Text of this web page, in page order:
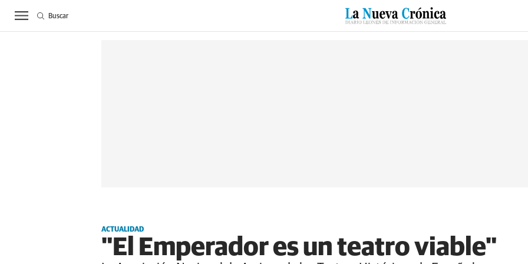
ACTUALIDAD BIERZO SUCESOS CULTURAS ESPECIALES DEPORTES
Buscar
ACTUALIDAD
"El Emperador es un teatro viable"